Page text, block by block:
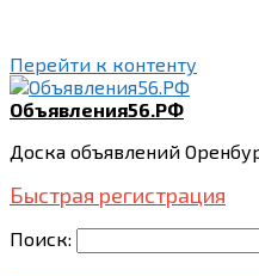
Перейти к контенту
Объявления56.РФ
Доска объявлений
Быстрая регистрация
Поиск: